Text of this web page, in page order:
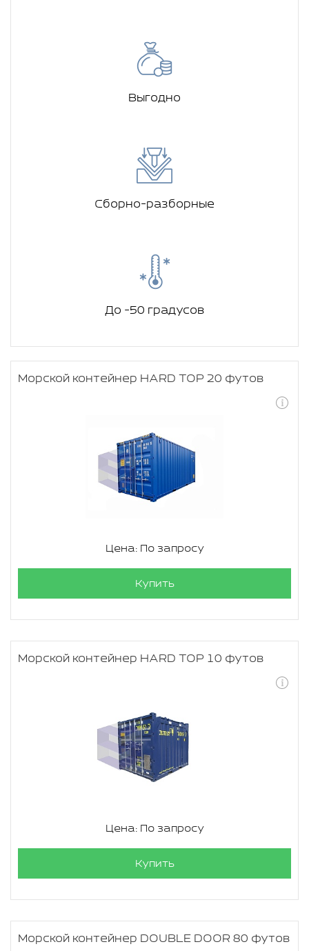
Выгодно
Сборно-разборные
До -50 градусов
Морской контейнер HARD TOP 20 футов
Цена: По запросу
Купить
Морской контейнер HARD TOP 10 футов
Цена: По запросу
Купить
Морской контейнер DOUBLE DOOR 80 футов